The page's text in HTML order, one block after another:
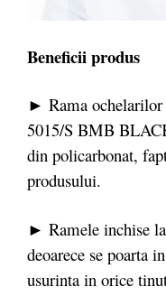
Beneficii produs
► Rama ochelarilor
5015/S BMB
din policarbonat,
produsului.
► Ramele inchise
deoarece se poarta
usurinta in orice